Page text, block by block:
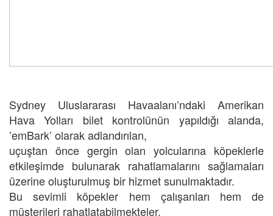
Sydney Uluslararası Havaalanı’ndaki Amerikan
Hava Yolları bilet kontrolünün yapıldığı alanda,
’emBark’ olarak adlandırılan,
uçuştan önce gergin olan yolcularına köpeklerle
etkileşimde bulunarak rahatlamalarını sağlamaları
üzerine oluşturulmuş bir hizmet sunulmaktadır.
Bu sevimli köpekler hem çalışanları hem de
müşterileri rahatlatabilmekteler.